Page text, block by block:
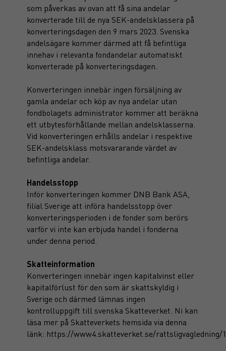
som påverkas av ovan att få sina andelar
konverterade till de nya SEK-andelsklassera på
konverteringsdagen den 9 mars 2023. Svenska
andelsägare kommer därmed att få befintliga
innehav i relevanta fondandelar automatiskt
konverterade på konverteringsdagen.
Konverteringen innebär ingen försäljning av
gamla andelar och köp av nya andelar utan
fondbolagets administrator kommer att beräkna
ett utbytesförhållande mellan andelsklasserna.
Vid konverteringen erhålls andelar i respektive
SEK-andelsklass motsvararande värdet av
befintliga andelar.
Handelsstopp
Inför konverteringen kommer DNB Bank ASA,
filial Sverige att införa handelsstopp över
konverteringsperioden i de fonder som berörs
varför vi inte kan erbjuda handel i fonderna
under denna period.
Skatteinformation
Konverteringen innebär ingen kapitalvinst eller
kapitalförlust för den som är skattskyldig i
Sverige och därmed lämnas ingen
kontrolluppgift till svenska Skatteverket. Ni kan
läsa mer på Skatteverkets hemsida via denna
länk: https://www4.skatteverket.se/rattsligvagledning/